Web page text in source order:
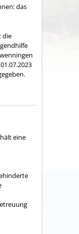
das
die
eine